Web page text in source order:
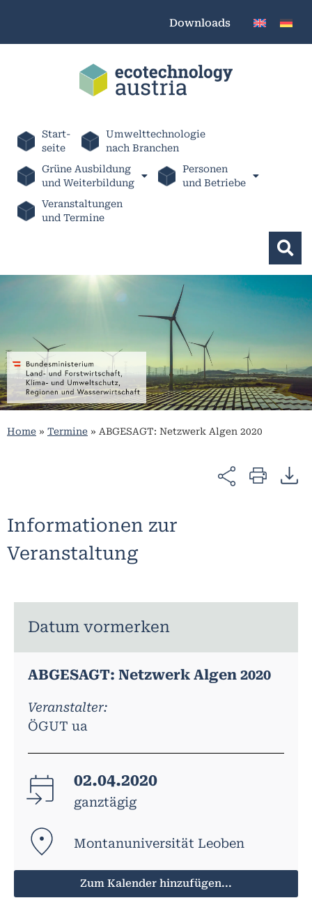
Downloads
Start-
seite
Umwelttechnologie
nach Branchen
Grüne Ausbildung
und Weiterbildung
Personen
und Betriebe
Veranstaltungen
und Termine
Home » Termine » ABGESAGT: Netzwerk Algen 2020
Informationen zur
Veranstaltung
Datum vormerken
ABGESAGT: Netzwerk Algen 2020
Veranstalter:
ÖGUT ua
02.04.2020
ganztägig
Montanuniversität Leoben
Zum Kalender hinzufügen...